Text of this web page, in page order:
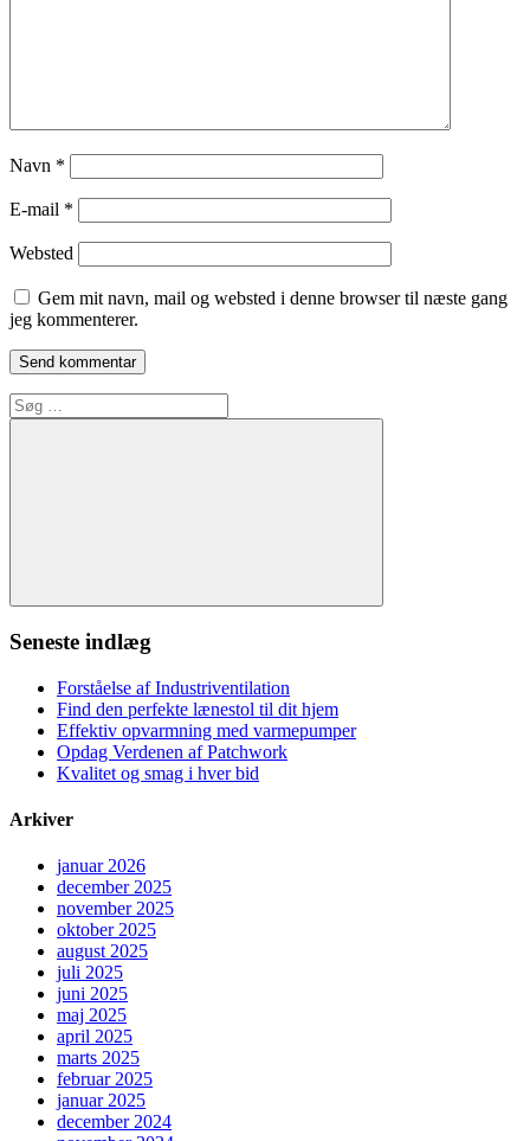
Navn *
E-mail *
Websted
Gem mit navn, mail og websted i denne browser til næste gang
jeg kommenterer.
Søg
efter:
Søg
Seneste indlæg
Forståelse af Industriventilation
Find den perfekte lænestol til dit hjem
Effektiv opvarmning med varmepumper
Opdag Verdenen af Patchwork
Kvalitet og smag i hver bid
Arkiver
januar 2026
december 2025
november 2025
oktober 2025
august 2025
juli 2025
juni 2025
maj 2025
april 2025
marts 2025
februar 2025
januar 2025
december 2024